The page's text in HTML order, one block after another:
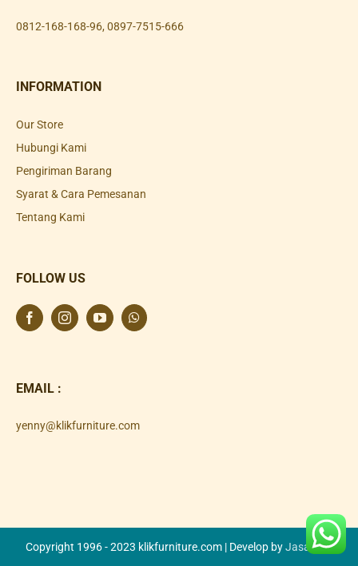
0812-168-168-96, 0897-7515-666
INFORMATION
Our Store
Hubungi Kami
Pengiriman Barang
Syarat & Cara Pemesanan
Tentang Kami
FOLLOW US
EMAIL :
yenny@klikfurniture.com
Copyright 1996 - 2023 klikfurniture.com | Develop byJasa SEO